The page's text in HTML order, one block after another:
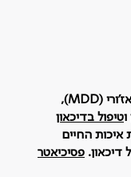
למרות שהוא פחות אינטנסיבי מדיכאון מאז'ורי (MDD),
טיפול בדיכאון
איכות החיים
דיכאון. פסיכיאטר